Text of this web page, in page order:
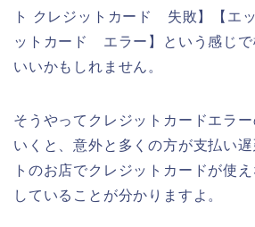
ト クレジットカード 失敗】【エ
ットカード エラー】という感じで
いいかもしれません。
そうやってクレジットカードエラ
いくと、意外と多くの方が支払い
トのお店でクレジットカードが使
していることが分かりますよ。